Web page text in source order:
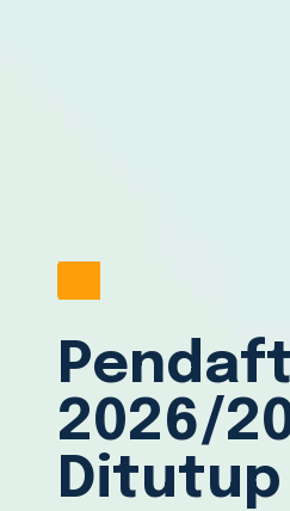
2026/
Ditutup